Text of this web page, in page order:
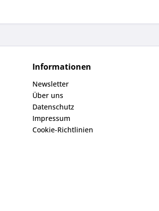
Informationen
Newsletter
Über uns
Datenschutz
Impressum
Cookie-Richtlinien